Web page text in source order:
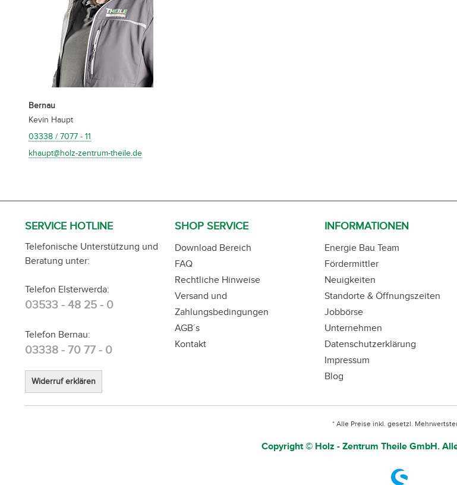
Bernau
Kevin Haupt
03338 / 7077 - 11
khaupt@holz-zentrum-theile.de
SERVICE HOTLINE
Telefonische Unterstützung und
Beratung unter:
Telefon Elsterwerda:
03533 - 48 25 - 0
Telefon Bernau:
03338 - 70 77 - 0
Widerruf erklären
SHOP SERVICE
Download Bereich
FAQ
Rechtliche Hinweise
Versand und
Zahlungsbedingungen
AGB´s
Kontakt
INFORMATIONEN
Energie Bau Team
Fördermittler
Neuigkeiten
Standorte & Öffnungszeiten
Jobbörse
Unternehmen
Datenschutzerklärung
Impressum
Blog
* Alle Preise inkl. gesetzl.
Copyright © Holz - Zentrum Theile GmbH.